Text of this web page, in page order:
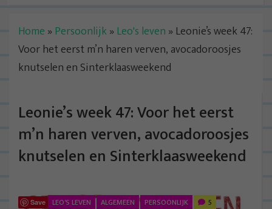
Home » Persoonlijk» Leo's leven » Leonie’s week 47:
Voor het eerst m’n haren verven, avocadoroosjes
knutselen en Sinterklaasweekend
Leonie’s week 47: Voor het eerst
m’n haren verven, avocadoroosjes
knutselen en Sinterklaasweekend
Save LEO'S LEVEN ALGEMEEN PERSOONLIJK 5